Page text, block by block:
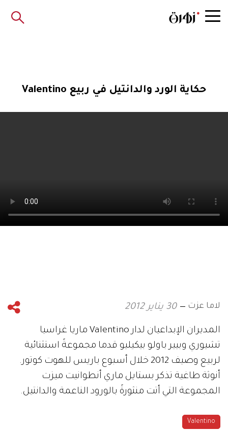
حكاية الورد والدانتيل في ربيع Valentino
لاما عزت 30 يناير 2012
المديران الإبداعيان لدار Valentino ماريا غراسيا
تشيوري وبيير باولو بيكيليو قدما مجموعةً استثنائية
لربيع وصيف 2012 خلال أسبوع باريس للهوت كوتور.
أنوثة طاغية تذكر بستايل ماري أنطوانيت ميزت
المجموعة التي أتت منثورةً بالورود الناعمة والدانتيل.
Valentino